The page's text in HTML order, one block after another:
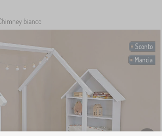
bianco
Sconto
Mancia